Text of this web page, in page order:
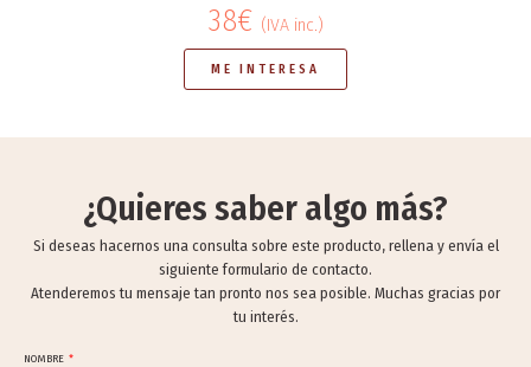
38€ (IVA inc.)
ME INTERESA
¿Quieres saber algo más?
Si deseas hacernos una consulta sobre este producto, rellena y envía el
siguiente formulario de contacto.
Atenderemos tu mensaje tan pronto nos sea posible. Muchas gracias por
tu interés.
NOMBRE